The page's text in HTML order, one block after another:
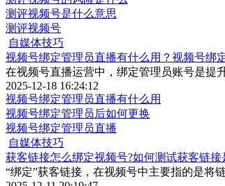
测评视频号是什么意思
测评视频号
自媒体技巧
视频号绑定管理员直播有什么用？视频号绑
在视频号直播运营中，绑定管理员账号是提
2025-12-18 16:24:12
视频号绑定管理员直播有什么用
视频号绑定管理员后如何更换
视频号绑定管理员直播
自媒体技巧
获客链接怎么绑定视频号?如何测试获客链接
“绑定”获客链接，在视频号中主要指的是将